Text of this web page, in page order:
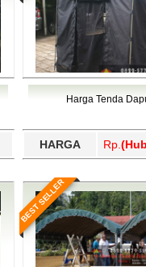
Harga Tenda
HARGA Rp.
BEST SELLER